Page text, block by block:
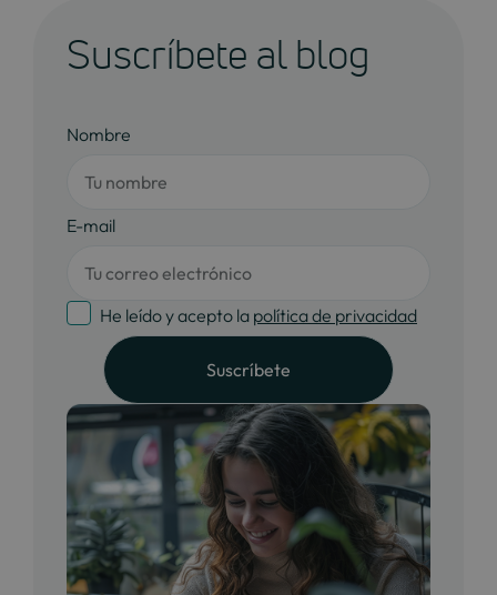
Suscríbete al blog
Nombre
E-mail
He leído y acepto la política de privacidad